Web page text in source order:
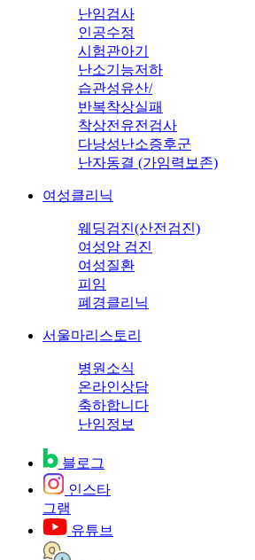
난임검사
인공수정
시험관아기
난소기능저하
습관성유산/
반복착상실패
착상전유전검사
다낭성난소증후군
난자동결 (가임력보존)
여성클리닉
웨딩검진(산전검진)
여성암 검진
여성질환
피임
폐경클리닉
서울마리스토리
병원소식
온라인상담
축하합니다
난임정보
블로그
인스타
그램
유튜브